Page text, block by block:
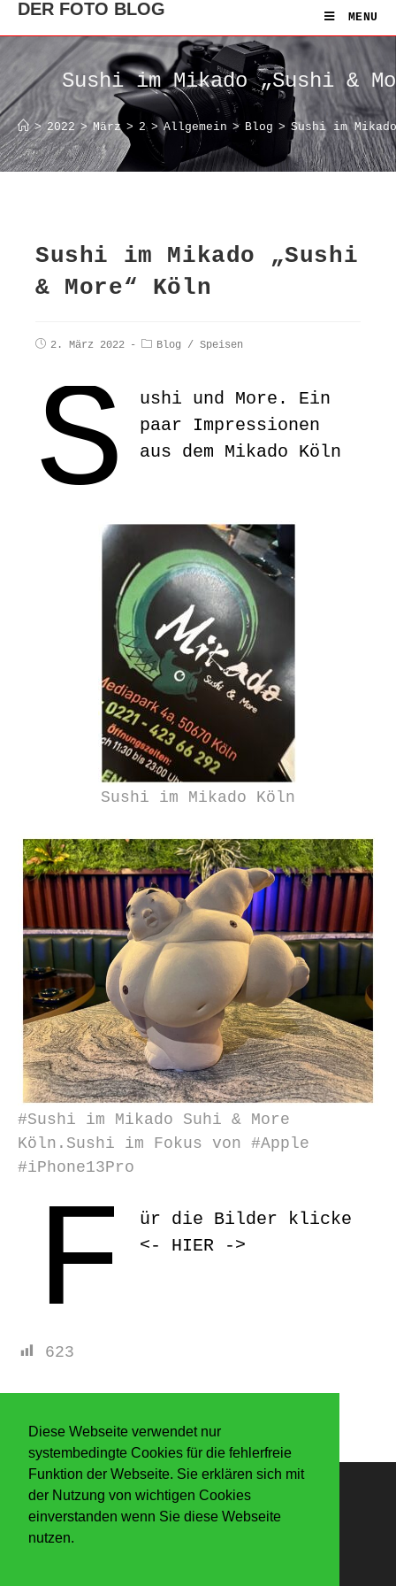
Diese Webseite verwendet nur
systembedingte Cookies für die fehlerfreie
Funktion der Webseite. Sie erklären sich mit
der Nutzung von wichtigen Cookies
einverstanden wenn Sie diese Webseite
nutzen.
DER FOTO BLOG MENU
Sushi im Mikado „Sushi &
> 2022 > März > 2 > Allgemein > Blog > Sushi im
Sushi im Mikado „Sushi
& More“ Köln
2. März 2022 Blog / Speisen
S
ushi und More. Ein
paar Impressionen
aus dem Mikado Köln
Sushi im Mikado Köln
#Sushi im Mikado Suhi & More
Köln.Sushi im Fokus von #Apple
#iPhone13Pro
F
ür die Bilder klicke
<- HIER->
623
Anmelden